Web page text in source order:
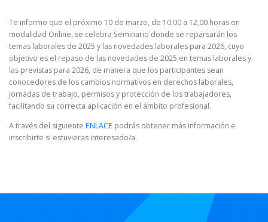
Te informo que el próximo 10 de marzo, de 10,00 a 12,00 horas en
modalidad Online, se celebra Seminario donde se reparsarán los
temas laborales de 2025 y las novedades laborales para 2026, cuyo
objetivo es el repaso de las novedades de 2025 en temas laborales y
las previstas para 2026, de manera que los participantes sean
conocedores de los cambios normativos en derechos laborales,
jornadas de trabajo, permisos y protección de los trabajadores,
facilitando su correcta aplicación en el ámbito profesional.
A través del siguiente ENLACE podrás obtener más información e
inscribirte si estuvieras interesado/a.